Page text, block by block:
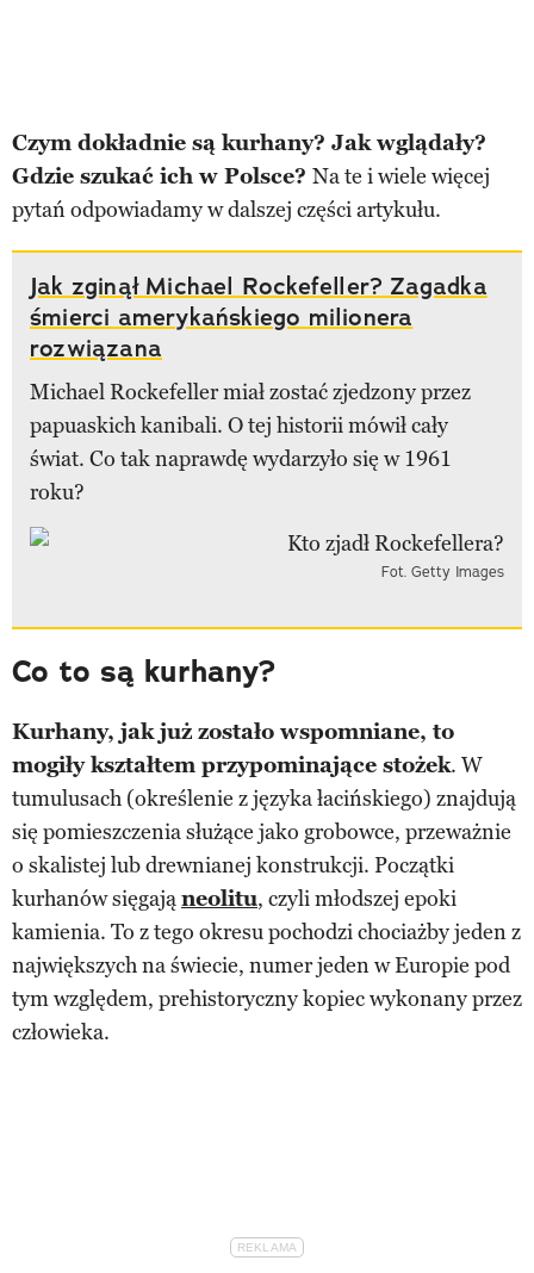
Czym dokładnie są kurhany? Jak wglądały?
Gdzie szukać ich w Polsce? Na te i wiele więcej
pytań odpowiadamy w dalszej części artykułu.
Jak zginął Michael Rockefeller? Zagadka
śmierci amerykańskiego milionera
rozwiązana
Michael Rockefeller miał zostać zjedzony przez
papuaskich kanibali. O tej historii mówił cały
świat. Co tak naprawdę wydarzyło się w 1961
roku?
Fot. Getty Images
Co to są kurhany?
Kurhany, jak już zostało wspomniane, to
mogiły kształtem przypominające stożek. W
tumulusach (określenie z języka łacińskiego) znajdują
się pomieszczenia służące jako grobowce, przeważnie
o skalistej lub drewnianej konstrukcji. Początki
kurhanów sięgająneolitu, czyli młodszej epoki
kamienia. To z tego okresu pochodzi chociażby jeden z
największych na świecie, numer jeden w Europie pod
tym względem, prehistoryczny kopiec wykonany przez
człowieka.